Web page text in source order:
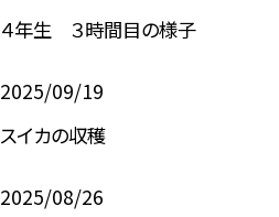
４年生 ３時間目の様子
2025/09/19
スイカの収穫
2025/08/26